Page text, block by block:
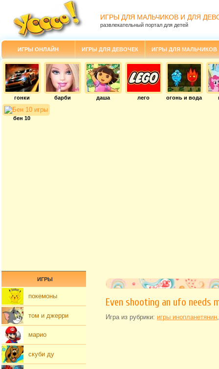
ИГРЫ ДЛЯ МАЛЬЧИКОВ И ДЛЯ
развлекательный портал для детей
ИГРЫ ОНЛАЙН ИГРЫ ДЛЯ ДЕВОЧЕК ИГРЫ ДЛЯ МАЛЬЧИКОВ
гонки барби даша лего огонь и вода
бен 10
Even shooting an ufo needs
Игра из рубрики: игры инопланетянин
ИГРЫ
покемоны
том и джерри
марио
скуби ду